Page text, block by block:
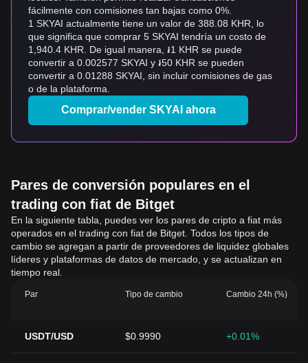
fácilmente con comisiones tan bajas como 0%.
1 SKYAI actualmente tiene un valor de 388.08 KHR, lo
que significa que comprar 5 SKYAI tendría un costo de
1,940.4 KHR. De igual manera, ៛1 KHR se puede
convertir a 0.002577 SKYAI y ៛50 KHR se pueden
convertir a 0.01288 SKYAI, sin incluir comisiones de gas
o de la plataforma.
Comprar/vender SKYAI ahora
Pares de conversión populares en el
trading con fiat de Bitget
En la siguiente tabla, puedes ver los pares de cripto a fiat más
operados en el trading con fiat de Bitget. Todos los tipos de
cambio se agregan a partir de proveedores de liquidez globales
líderes y plataformas de datos de mercado, y se actualizan en
tiempo real.
Par Tipo de cambio Cambio 24h (%)
USDT/USD $0.9990 +0.01%